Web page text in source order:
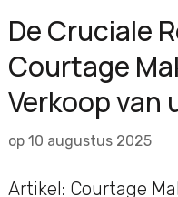
De Cruciale
Courtage
Verkoop van
op 10 augustus 2025
Artikel: Courtage